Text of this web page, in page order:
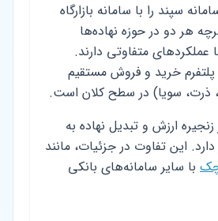
سپند را با سامانه بازارگاه
هر دو در حوزه نهاده‌ها
عملکردهای متفاوتی دارند.
پلتفرم خرید و فروش مستقیم
ذرت، سویا) در سطح کلان است.
ارزش و تبدیل نهاده به
این تفاوت در جزئیات، مانند
با سایر سامانه‌های بانکی